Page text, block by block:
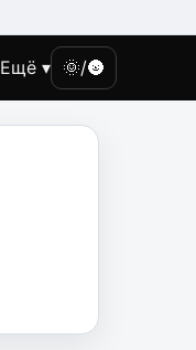
Ещё ▾ 🌞/🌚